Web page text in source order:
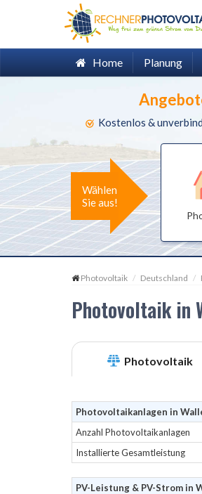
Home Planung
Kostenlos &
Wählen
Sie aus!
Photovoltaik Deutschland
Photovoltaik in
Photovoltaik
Photovoltaikanlagen in
Anzahl Photovoltaikanlagen
Installierte Gesamtleistung
PV-Leistung & PV-Strom in